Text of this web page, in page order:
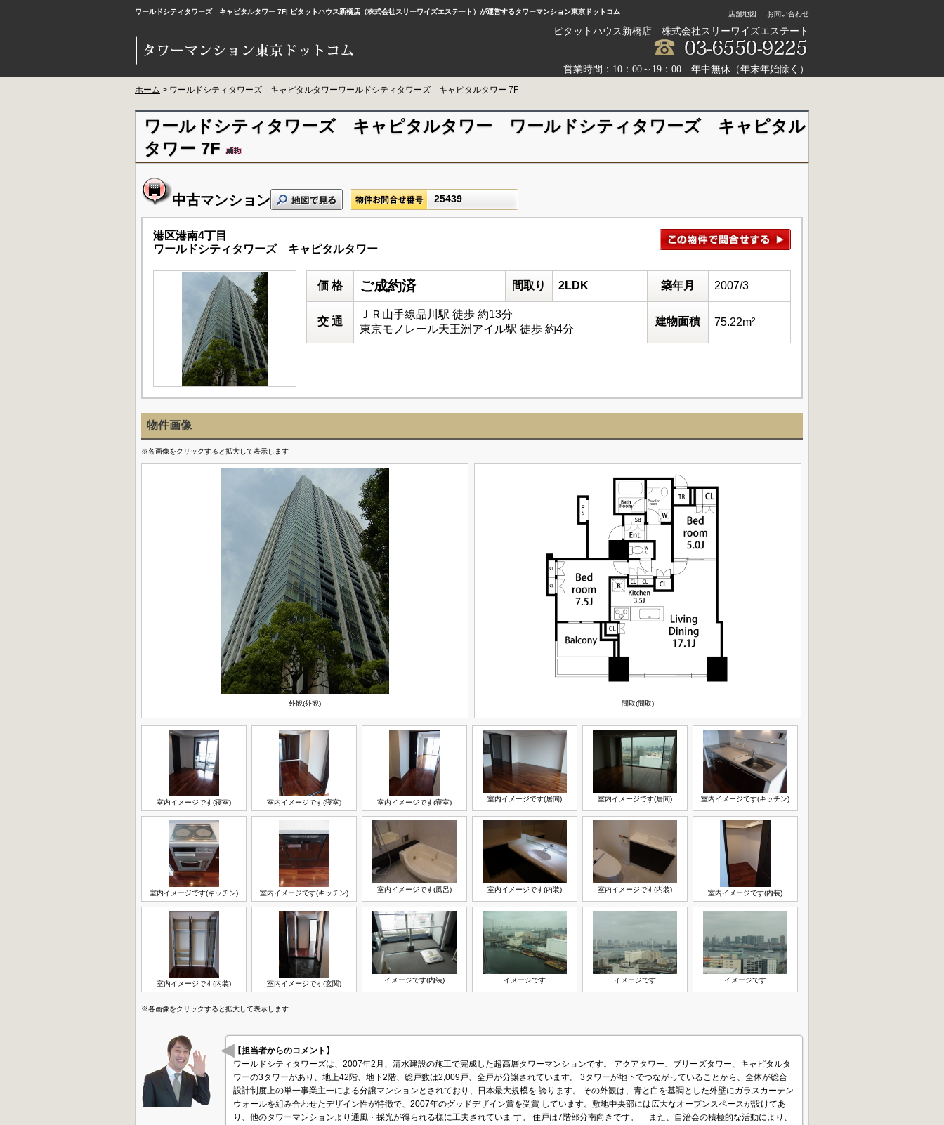
ワールドシティタワーズ キャピタルタワー 7F| ピタットハウス新橋店（株式会社スリーワイズエステート）が運営するタワーマンション東京ドットコム 店舗地図 お問い合わせ
ピタットハウス新橋店 株式会社スリーワイズエステート
営業時間：10：00～19：00 年中無休（年末年始除く）
ホーム > ワールドシティタワーズ キャピタルタワーワールドシティタワーズ キャピタルタワー 7F
ワールドシティタワーズ キャピタルタワー ワールドシティタワーズ キャピタル
タワー 7F
中古マンション 25439
港区港南4丁目
ワールドシティタワーズ キャピタルタワー
価 格 ご成約済 間取り 2LDK 築年月 2007/3
交 通
ＪＲ山手線品川駅 徒歩 約13分
東京モノレール天王洲アイル駅 徒歩 約4分
建物面積 75.22m²
物件画像
※各画像をクリックすると拡大して表示します
外観(外観) 間取(間取)
室内イメージです(寝室) 室内イメージです(寝室) 室内イメージです(寝室) 室内イメージです(居間) 室内イメージです(居間) 室内イメージです(キッチン)
室内イメージです(キッチン) 室内イメージです(キッチン) 室内イメージです(風呂) 室内イメージです(内装) 室内イメージです(内装) 室内イメージです(内装)
室内イメージです(内装) 室内イメージです(玄関) イメージです(内装) イメージです イメージです イメージです
※各画像をクリックすると拡大して表示します
【担当者からのコメント】
ワールドシティタワーズは、2007年2月、清水建設の施工で完成した超高層タワーマンションです。 アクアタワー、ブリーズタワー、キャピタルタ
ワーの3タワーがあり、地上42階、地下2階、総戸数は2,009戸、全戸が分譲されています。 3タワーが地下でつながっていることから、全体が総合
設計制度上の単一事業主一による分譲マンションとされており、日本最大規模を 誇ります。 その外観は、青と白を基調とした外壁にガラスカーテン
ウォールを組み合わせたデザイン性が特徴で、2007年のグッドデザイン賞を受賞 しています。敷地中央部には広大なオープンスペースが設けてあ
り、他のタワーマンションより通風・採光が得られる様に工夫されていま す。 住戸は7階部分南向きです。 また、自治会の積極的な活動により、